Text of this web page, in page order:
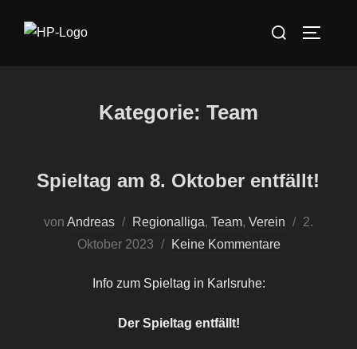
Inhalt
Suchen
Kategorie: Team
Spieltag am 8. Oktober entfällt!
von Andreas Regionalliga, Team, Verein
2.
Oktober 2023
Keine Kommentare
Info zum Spieltag in Karlsruhe:
Der Spieltag entfällt!